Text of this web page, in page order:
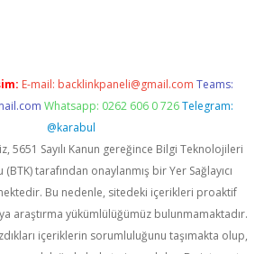
E-mail: backlinkpaneli@gmail.com Teams:
Whatsapp: 0262 606 0 726 Telegram:
@karabul
5651 Sayılı Kanun gereğince Bilgi Teknolojileri
tarafından onaylanmış bir Yer Sağlayıcı
Bu nedenle, sitedeki içerikleri proaktif
araştırma yükümlülüğümüz bulunmamaktadır.
içeriklerin sorumluluğunu taşımakta olup,